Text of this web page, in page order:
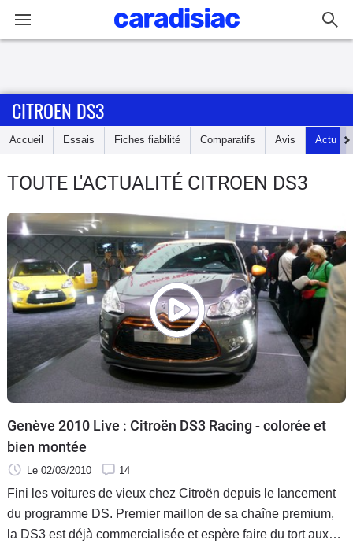
Accueil
Essais
Guide
d'achat
Electriques
Utilitaires
Flottes
Auto
Services
Forum
Moto
CITROEN DS3
Accueil Essais Fiches fiabilité Comparatifs Avis Actu
TOUTE L'ACTUALITÉ CITROEN DS3
Genève 2010 Live : Citroën DS3 Racing - colorée et
bien montée
Le 02/03/2010 14
Fini les voitures de vieux chez Citroën depuis le lancement
du programme DS. Premier maillon de sa chaîne premium,
la DS3 est déjà commercialisée et espère faire du tort aux